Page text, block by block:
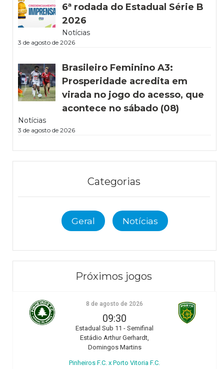
6ª rodada do Estadual Série B
2026
Notícias
3 de agosto de 2026
Brasileiro Feminino A3:
Prosperidade acredita em
virada no jogo do acesso, que
acontece no sábado (08)
Notícias
3 de agosto de 2026
Categorias
Geral Notícias
Próximos jogos
8 de agosto de 2026
09:30
Estadual Sub 11 - Semifinal
Estádio Arthur Gerhardt,
Domingos Martins
Pinheiros F.C. x Porto Vitoria F.C.